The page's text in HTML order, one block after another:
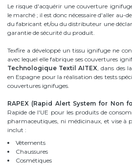
Le risque d'acquérir une couverture
le marché ; il est donc nécessaire d'aller au-
du fabricant et/ou du distributeur une
garantie de sécurité du produit.
Texfire a développé un tissu ignifuge ne
avec lequel elle fabrique ses couvertures
Technologique Textil AITEX, dans des
en Espagne pour la réalisation des tests
couvertures ignifuges.
RAPEX (Rapid Alert System for Non
Rapide de l'UE pour les produits de
pharmaceutiques, ni médicinaux, et vise à
inclut :
Vêtements
Chaussures
Cosmétiques